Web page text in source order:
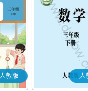
人教版 人